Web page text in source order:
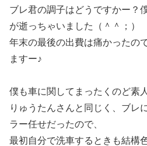
ブレ君の調子はどうですかー？
が逝っちゃいました（＾＾；）
年末の最後の出費は痛かったの
ますー♪
僕も車に関してまったくのど素
りゅうたんさんと同じく、ブレ
ラー任せだったので、
最初自分で洗車するときも結構